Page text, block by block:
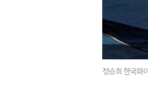
정승희 한국화